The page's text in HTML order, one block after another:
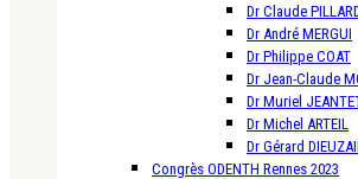
Dr Claude
Dr André MERGUI
Dr Philippe COAT
Dr Jean-Claude
Dr Muriel
Dr Michel ARTEIL
Dr Gérard
Congrès ODENTH Rennes 2023